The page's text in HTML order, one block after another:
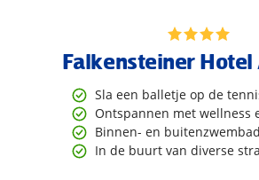
Falkensteiner
Sla een balletje op de
Ontspannen met wellness
Binnen- en
In de buurt van diverse